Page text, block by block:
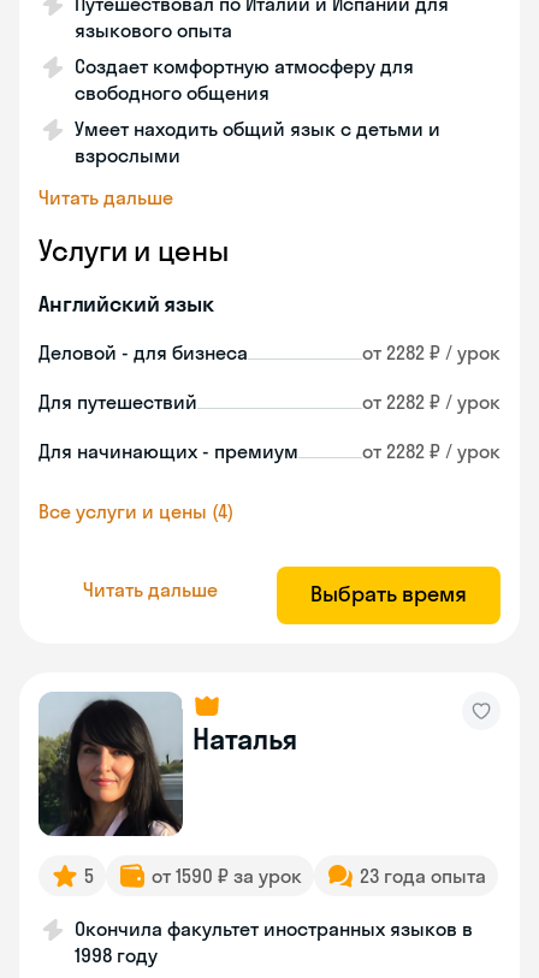
языкового опыта
Создает комфортную атмосферу для
свободного общения
Умеет находить общий язык с детьми и
взрослыми
Читать дальше
Услуги и цены
Английский язык
Деловой - для бизнеса от 2282 ₽ / урок
Для путешествий от 2282 ₽ / урок
Для начинающих - премиум от 2282 ₽ / урок
Все услуги и цены (4)
Читать дальше Выбрать время
Наталья
5 от 1590 ₽ за урок 23 года опыта
Окончила факультет иностранных языков в
1998 году